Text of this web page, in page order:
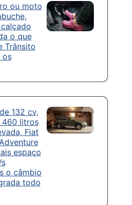
ou moto
o que
Trânsito
os
132 cv,
460 litros
Fiat
espaço
o câmbio
todo